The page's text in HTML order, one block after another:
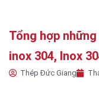
Tổng hợp
inox 304, Inox
Thép Đức Giang